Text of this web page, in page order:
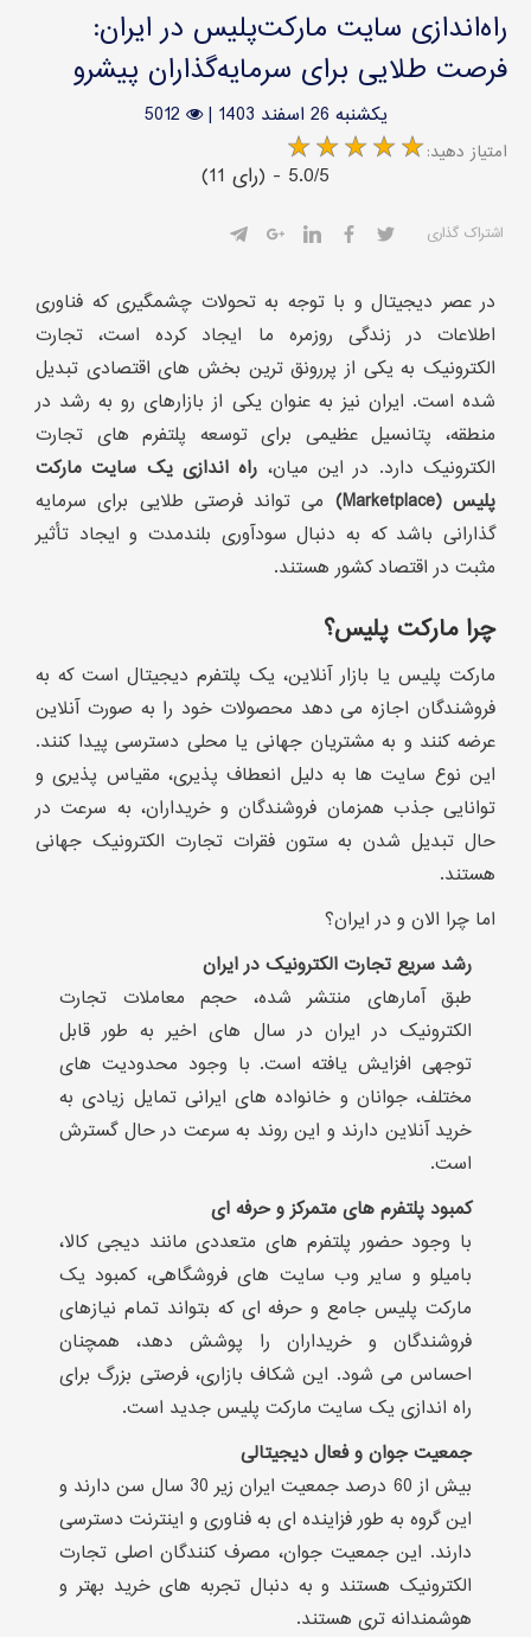
راه‌اندازی سایت مارکت‌پلیس در ایران:
فرصت طلایی برای سرمایه‌گذاران پیشرو
یکشنبه 26 اسفند 1403 |
5012
:امتیاز دهید
(11 رای) - 5.0/5
اشتراک گذاری
در عصر دیجیتال و با توجه به تحولات چشمگیری که فناوری
اطلاعات در زندگی روزمره ما ایجاد کرده است، تجارت
الکترونیک به یکی از پررونق ترین بخش های اقتصادی تبدیل
شده است. ایران نیز به عنوان یکی از بازارهای رو به رشد در
منطقه، پتانسیل عظیمی برای توسعه پلتفرم های تجارت
الکترونیک دارد. در این میان، راه اندازی یک سایت مارکت
پلیس (Marketplace)
می تواند فرصتی طلایی برای سرمایه
گذارانی باشد که به دنبال سودآوری بلندمدت و ایجاد تأثیر
مثبت در اقتصاد کشور هستند.
چرا مارکت پلیس؟
مارکت پلیس یا بازار آنلاین، یک پلتفرم دیجیتال است که به
فروشندگان اجازه می دهد محصولات خود را به صورت آنلاین
عرضه کنند و به مشتریان جهانی یا محلی دسترسی پیدا کنند.
این نوع سایت ها به دلیل انعطاف پذیری، مقیاس پذیری و
توانایی جذب همزمان فروشندگان و خریداران، به سرعت در
حال تبدیل شدن به ستون فقرات تجارت الکترونیک جهانی
هستند.
اما چرا الان و در ایران؟
رشد سریع تجارت الکترونیک در ایران
طبق آمارهای منتشر شده، حجم معاملات تجارت
الکترونیک در ایران در سال های اخیر به طور قابل
توجهی افزایش یافته است. با وجود محدودیت های
مختلف، جوانان و خانواده های ایرانی تمایل زیادی به
خرید آنلاین دارند و این روند به سرعت در حال گسترش
است.
کمبود پلتفرم های متمرکز و حرفه ای
با وجود حضور پلتفرم های متعددی مانند دیجی کالا،
بامیلو و سایر وب سایت های فروشگاهی، کمبود یک
مارکت پلیس جامع و حرفه ای که بتواند تمام نیازهای
فروشندگان و خریداران را پوشش دهد، همچنان
احساس می شود. این شکاف بازاری، فرصتی بزرگ برای
راه اندازی یک سایت مارکت پلیس جدید است.
جمعیت جوان و فعال دیجیتالی
بیش از 60 درصد جمعیت ایران زیر 30 سال سن دارند و
این گروه به طور فزاینده ای به فناوری و اینترنت دسترسی
دارند. این جمعیت جوان، مصرف کنندگان اصلی تجارت
الکترونیک هستند و به دنبال تجربه های خرید بهتر و
هوشمندانه تری هستند.